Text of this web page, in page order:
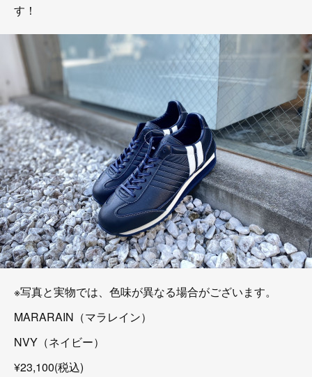
す！
※写真と実物では、色味が異なる場合がございます。
MARARAIN（マラレイン）
NVY（ネイビー）
¥23,100(税込)